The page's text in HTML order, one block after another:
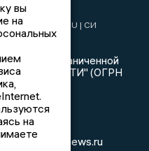
| СИ
новости»
с ограниченной
НОВОСТИ" (ОГРН
77 92
вы
на
на